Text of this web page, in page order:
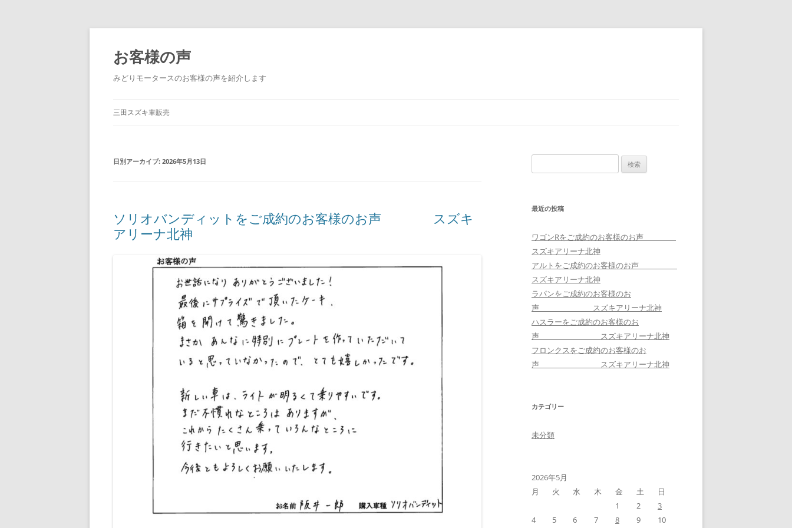
コ
テ
ン
ツ
へ
ス
お客様の声
みどりモータースのお客様の声を紹介します
三田スズキ車販売
日別アーカイブ: 2026年5月13日
ソリオバンディットをご成約のお客様のお声 スズキ
アリーナ北神
索:
最近の投稿
ワゴンRをご成約のお客様のお声
スズキアリーナ北神
アルトをご成約のお客様のお声
スズキアリーナ北神
ラパンをご成約のお客様のお
声 スズキアリーナ北神
ハスラーをご成約のお客様のお
声 スズキアリーナ北神
フロンクスをご成約のお客様のお
声 スズキアリーナ北神
カテゴリー
未分類
2026年5月
月
火 水 木 金 土
日
1
2
3
4
5 6 7 8 9 10